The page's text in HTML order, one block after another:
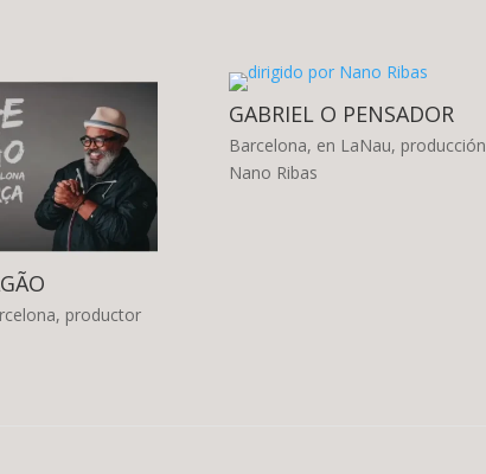
productor
GABRIEL O PENSADOR
Barcelona, en LaNau, producción
Nano Ribas